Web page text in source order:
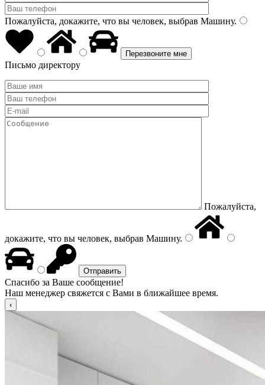
Пожалуйста, докажите, что вы человек, выбрав Машину.
Письмо директору
Пожалуйста,
докажите, что вы человек, выбрав Машину.
Спасибо за Ваше сообщение!
Наш менеджер свяжется с Вами в ближайшее время.